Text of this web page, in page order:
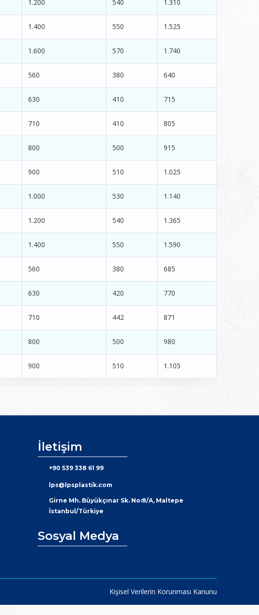
1.200 540 1.310
1.400 550 1.525
1.600 570 1.740
560 380 640
630 410 715
710 410 805
800 500 915
900 510 1.025
1.000 530 1.140
1.200 540 1.365
1.400 550 1.590
560 380 685
630 420 770
710 442 871
800 500 980
900 510 1.105
İletişim
+90 539 338 61 99
lps@lpsplastik.com
Girne Mh. Büyükçınar Sk. No:8/A, Maltepe
İstanbul/Türkiye
Sosyal Medya
Kişisel Verilerin Korunması Kanunu